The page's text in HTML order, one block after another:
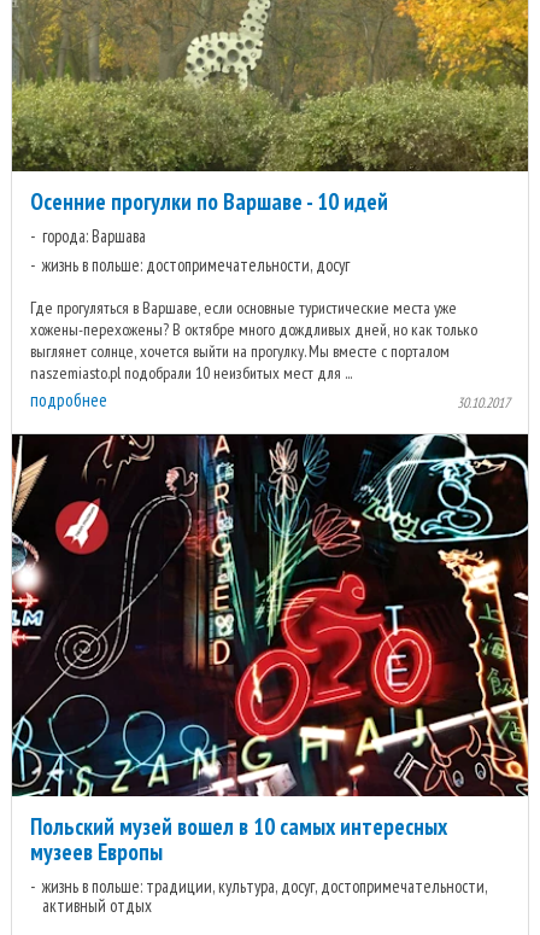
Осенние прогулки по Варшаве - 10 идей
города: Варшава
жизнь в польше: достопримечательности, досуг
Где прогуляться в Варшаве, если основные туристические места уже
хожены-перехожены? В октябре много дождливых дней, но как только
выглянет солнце, хочется выйти на прогулку. Мы вместе с порталом
naszemiasto.pl подобрали 10 неизбитых мест для ...
подробнее 30.10.2017
Польский музей вошел в 10 самых интересных
музеев Европы
жизнь в польше: традиции, культура, досуг, достопримечательности,
активный отдых